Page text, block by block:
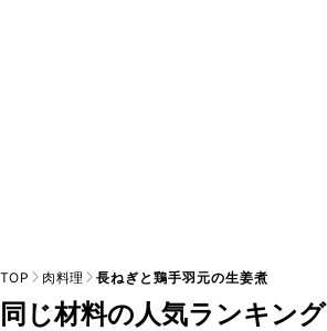
TOP 肉料理 長ねぎと鶏手羽元の生姜煮
同じ材料の人気ランキング